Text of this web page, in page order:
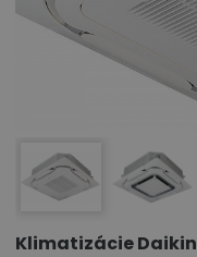
Klimatizácie Daikin